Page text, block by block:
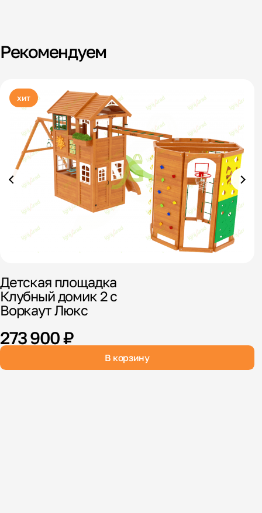
Рекомендуем
хит
Детская площадка
Клубный домик 2 с
Воркаут Люкс
273 900 ₽
В корзину